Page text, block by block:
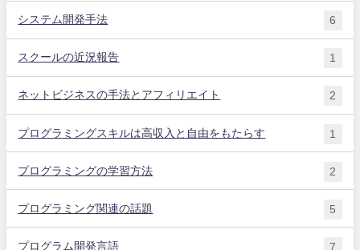
システム開発手法 6
スクールの近況報告 1
ネットビジネスの手法とアフィリエイト 2
プログラミングスキルは高収入と自由をもたらす 1
プログラミングの学習方法 2
プログラミング関連の話題 5
プログラム開発言語 7